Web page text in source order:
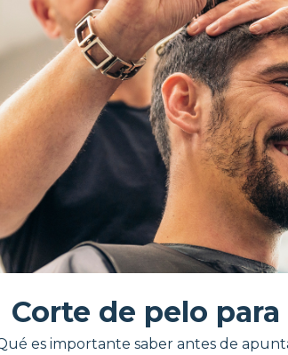
Corte de pelo
es importante saber antes de